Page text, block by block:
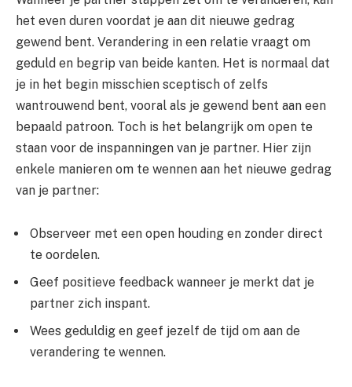
het even duren voordat je aan dit nieuwe gedrag
gewend bent. Verandering in een relatie vraagt om
geduld en begrip van beide kanten. Het is normaal dat
je in het begin misschien sceptisch of zelfs
wantrouwend bent, vooral als je gewend bent aan een
bepaald patroon. Toch is het belangrijk om open te
staan voor de inspanningen van je partner. Hier zijn
enkele manieren om te wennen aan het nieuwe gedrag
van je partner:
Observeer met een open houding en zonder direct
te oordelen.
Geef positieve feedback wanneer je merkt dat je
partner zich inspant.
Wees geduldig en geef jezelf de tijd om aan de
verandering te wennen.